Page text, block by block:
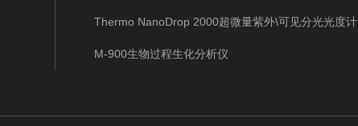
Thermo NanoDrop 2000超微量紫外\可见分光光度计
M-900生物过程生化分析仪